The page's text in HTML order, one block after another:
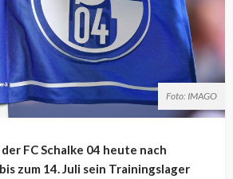
Foto: IMAGO
FC Schalke 04 heute nach
zum 14. Juli sein Trainingslager